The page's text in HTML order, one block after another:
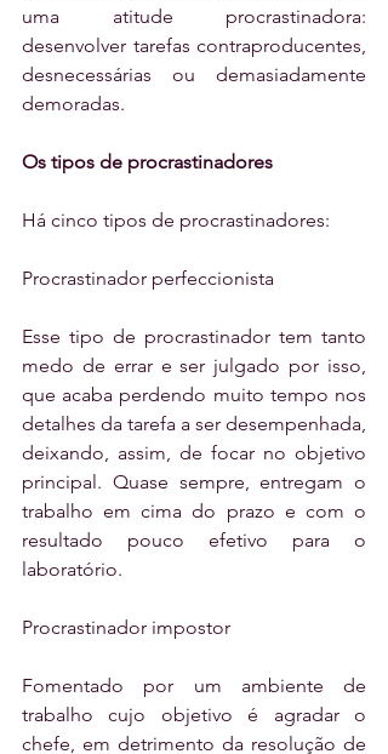
uma atitude procrastinadora:
desenvolver tarefas contraproducentes,
desnecessárias ou demasiadamente
demoradas.
Os tipos de procrastinadores
Há cinco tipos de procrastinadores:
Procrastinador perfeccionista
Esse tipo de procrastinador tem tanto
medo de errar e ser julgado por isso,
que acaba perdendo muito tempo nos
detalhes da tarefa a ser desempenhada,
deixando, assim, de focar no objetivo
principal. Quase sempre, entregam o
trabalho em cima do prazo e com o
resultado pouco efetivo para o
laboratório.
Procrastinador impostor
Fomentado por um ambiente de
trabalho cujo objetivo é agradar o
chefe, em detrimento da resolução de